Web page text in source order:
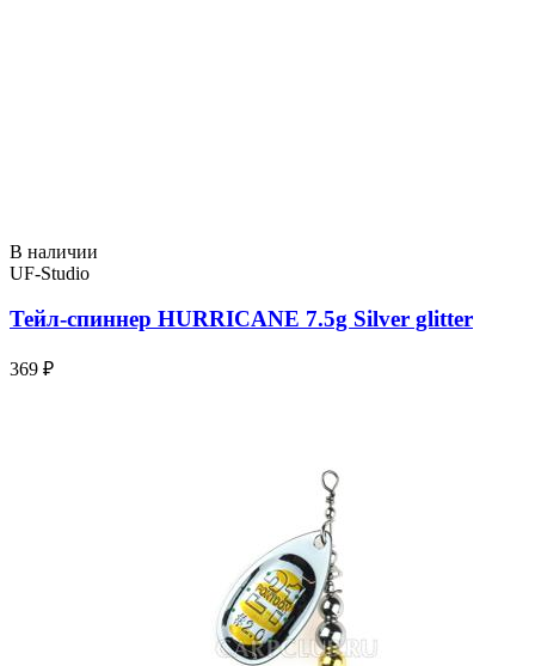
В наличии
UF-Studio
Тейл-спиннер HURRICANE 7.5g Silver glitter
369 ₽